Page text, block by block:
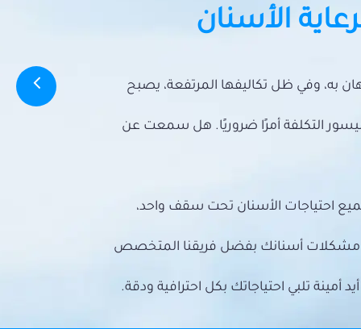
الأسنان
به، وفي ظل تكاليفها المرتفعة، يصبح
التكلفة أمرًا ضروريًا. هل سمعت عن
احتياجات الأسنان تحت سقف واحد،
مشكلات أسنانك بفضل فريقنا المتخصص
تلبي احتياجاتك بكل احترافية ودقة.